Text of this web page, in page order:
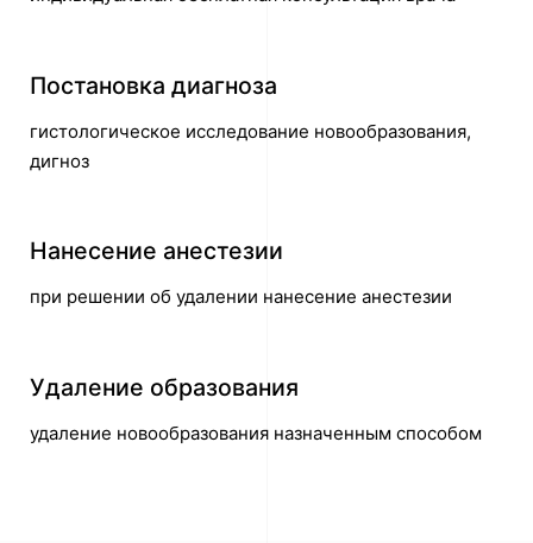
Постановка диагноза
гистологическое исследование новообразования,
дигноз
Нанесение анестезии
при решении об удалении нанесение анестезии
Удаление образования
удаление новообразования назначенным способом